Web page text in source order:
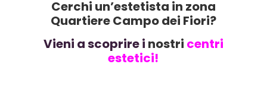
Cerchi un’estetista in zona
Quartiere Campo dei Fiori?
Vieni a scoprire i nostri centri
estetici!